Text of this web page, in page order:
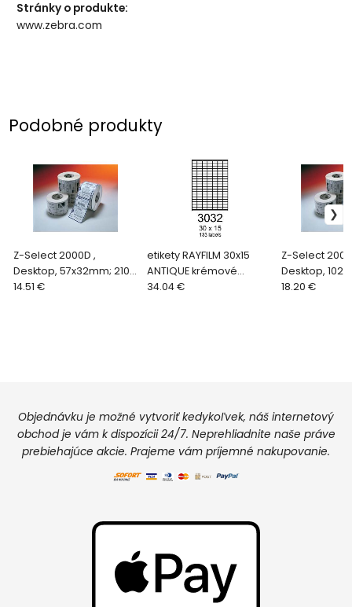
Stránky o produkte:
www.zebra.com
Podobné produkty
Z-Select 2000D ,
Desktop, 57x32mm; 2100
etikiet na rolke, 12 roliek
14.51 €
etikety RAYFILM 30x15
ANTIQUE krémové
štruktúrované s
34.04 €
Z-Select
Desktop,
1,370 etikiet
18.20 €
Objednávku je možné vytvoriť kedykoľvek, náš internetový
obchod je vám k dispozícii 24/7. Neprehliadnite naše práve
prebiehajúce akcie. Prajeme vám príjemné nakupovanie.